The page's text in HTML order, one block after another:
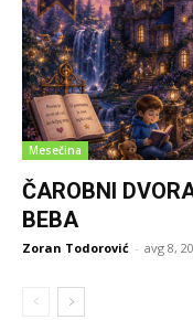
Mesečina
ČAROBNI
BEBA
Zoran Todorović - avg 8,